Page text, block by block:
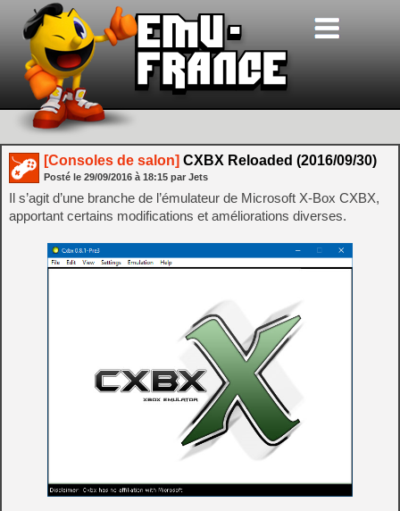
[Consoles de salon] CXBX Reloaded (2016/09/30)
Posté le 29/09/2016 à 18:15 par Jets
Il s’agit d’une branche de l’émulateur de Microsoft X-Box CXBX,
apportant certains modifications et améliorations diverses.